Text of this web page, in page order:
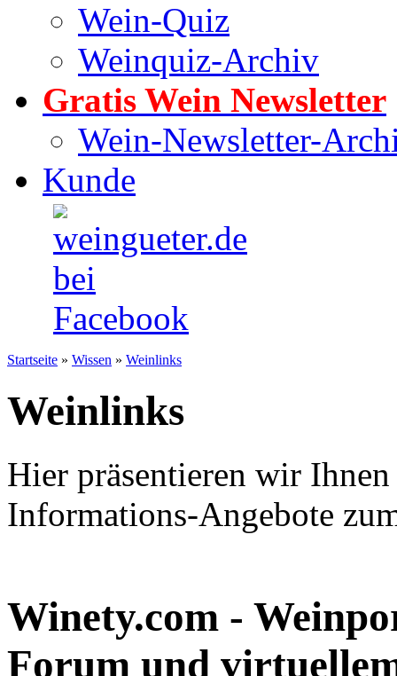
Wein-Quiz
Weinquiz-Archiv
Gratis Wein Newsletter
Wein-Newsletter-
Kunde
Startseite » Wissen » Weinlinks
Weinlinks
Hier präsentieren wir
Informations-Angebote
Winety.com -
Forum und